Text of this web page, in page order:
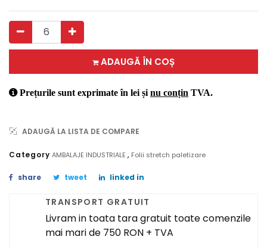
ADAUGĂ ÎN COȘ
Prețurile sunt exprimate în lei și nu conțin TVA.
ADAUGĂ LA LISTA DE COMPARE
CategoryAMBALAJE INDUSTRIALE, Folii stretch paletizare
share tweet linked in
TRANSPORT GRATUIT
Livram in toata tara gratuit toate comenzile
mai mari de 750 RON + TVA